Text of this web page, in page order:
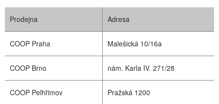
Prodejna Adresa
COOP Praha Malešická 10/16a
COOP Brno nám. Karla IV. 271/28
COOP Pelhřimov Pražská 1200